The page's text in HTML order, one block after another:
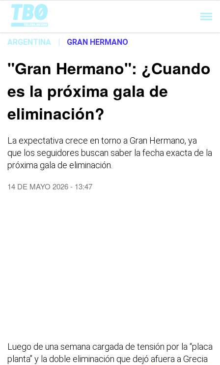
Cargando...
ARGENTINA | GRAN HERMANO
"Gran Hermano": ¿Cuando
es la próxima gala de
eliminación?
La expectativa crece en torno a Gran Hermano, ya
que los seguidores buscan saber la fecha exacta de la
próxima gala de eliminación.
14 DE MAYO 2026 - 13:47
Luego de una semana cargada de tensión por la “placa
planta” y la doble eliminación que dejó afuera a Grecia